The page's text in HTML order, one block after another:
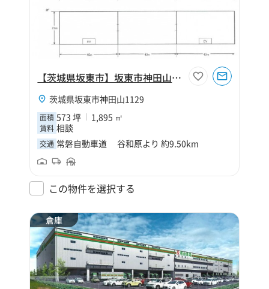
【茨城県坂東市】坂東市神田山573坪倉庫（寄託）
茨城県坂東市神田山1129
面積 573 坪 1,895 ㎡
賃料 相談
交通 常磐自動車道 谷和原より 約9.50km
この物件を選択する
倉庫